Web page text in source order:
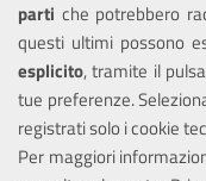
parti che potrebbero
questi ultimi possono
esplicito, tramite il
tue preferenze.
registrati solo i cookie
Per maggiori
Informativa privacy
Note legali
Piano di
Dichiarazione di